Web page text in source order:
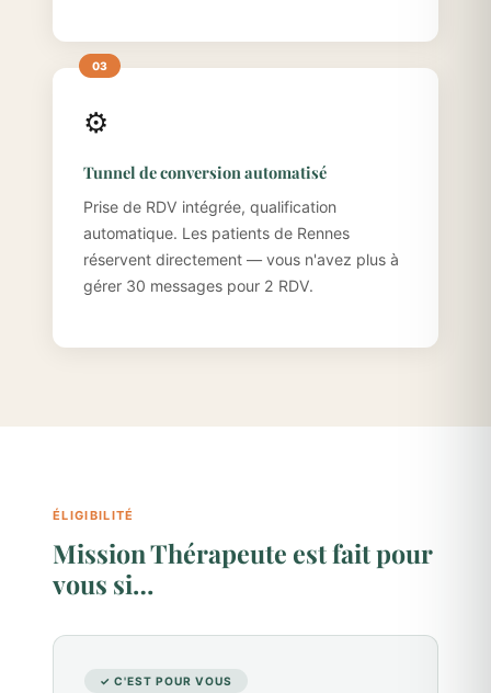
⚙️
Tunnel de conversion automatisé
Prise de RDV intégrée, qualification
automatique. Les patients de Rennes
réservent directement — vous n'avez plus à
gérer 30 messages pour 2 RDV.
ÉLIGIBILITÉ
Mission Thérapeute est fait pour
vous si…
✓ C'EST POUR VOUS